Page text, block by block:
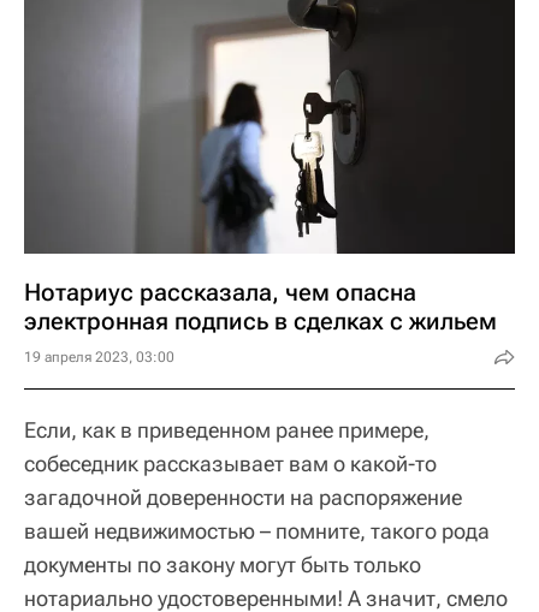
Нотариус рассказала, чем опасна
электронная подпись в сделках с жильем
19 апреля 2023, 03:00
Если, как в приведенном ранее примере,
собеседник рассказывает вам о какой-то
загадочной доверенности на распоряжение
вашей недвижимостью – помните, такого рода
документы по закону могут быть только
нотариально удостоверенными! А значит, смело